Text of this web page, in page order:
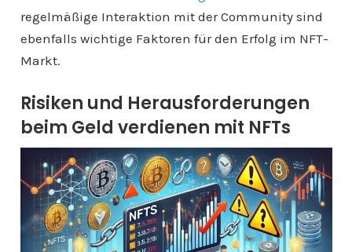
regelmäßige Interaktion mit der Community sind
ebenfalls wichtige Faktoren für den Erfolg im NFT-
Markt.
Risiken und Herausforderungen
beim Geld verdienen mit NFTs